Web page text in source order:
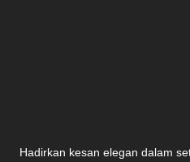
Hadirkan kesan elegan dalam